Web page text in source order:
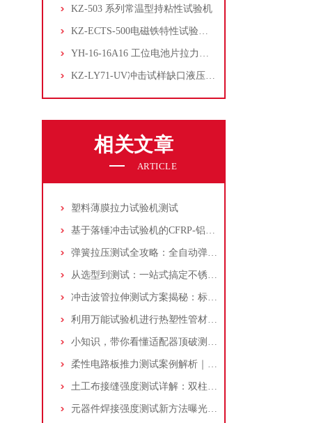
KZ-503 系列常温型持粘性试验机
KZ-ECTS-500电磁铁特性试验系统
YH-16-16A16 工位电池片拉力试验机
KZ-LY71-UV冲击试样缺口液压拉床
相关文章
ARTICLE
塑料薄膜拉力试验机测试
基于落锤冲击试验机的CFRP-铝合金粘接质量无损评估新方法
弹簧拉压测试全攻略：全自动弹簧测试机的关键作用与测试规范
从选型到测试：一站式搞定不锈钢管700℃高温拉伸试验全攻略
冲击波管拉伸测试方案揭秘：标准与步骤详解
利用万能试验机进行热塑性管材拉伸测试：标准和步骤详解
小知识，带你看懂适配器顶破测试，含万能试验机操作
柔性电路板推力测试案例解析｜Beta-S100推拉力测试机操作指南
土工布接缝强度测试详解：双柱拉力测试机的原理、标准和流程
元器件焊接强度测试新方法曝光，推荐推拉力测试机！